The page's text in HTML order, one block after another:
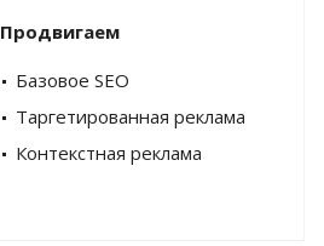
Продвигаем
Базовое SEO
Таргетированная реклама
Контекстная реклама